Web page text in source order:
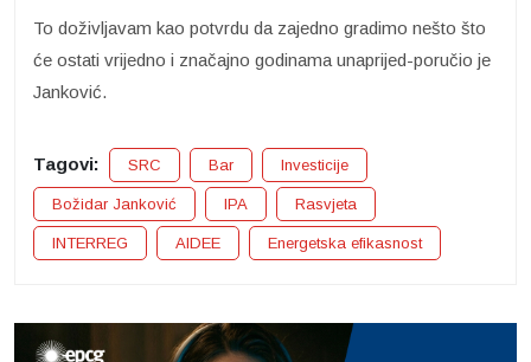
To doživljavam kao potvrdu da zajedno gradimo nešto što
će ostati vrijedno i značajno godinama unaprijed-poručio je
Janković.
Tagovi: SRC Bar Investicije
Božidar Janković IPA Rasvjeta
INTERREG AIDEE Energetska efikasnost